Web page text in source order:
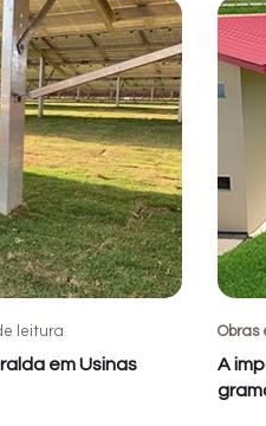
leitura
em Usinas
Obras
A